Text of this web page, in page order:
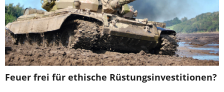
Feuer frei für ethische Rüstungsinvestitionen?